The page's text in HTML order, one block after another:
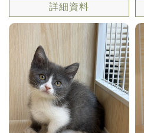
詳細資料